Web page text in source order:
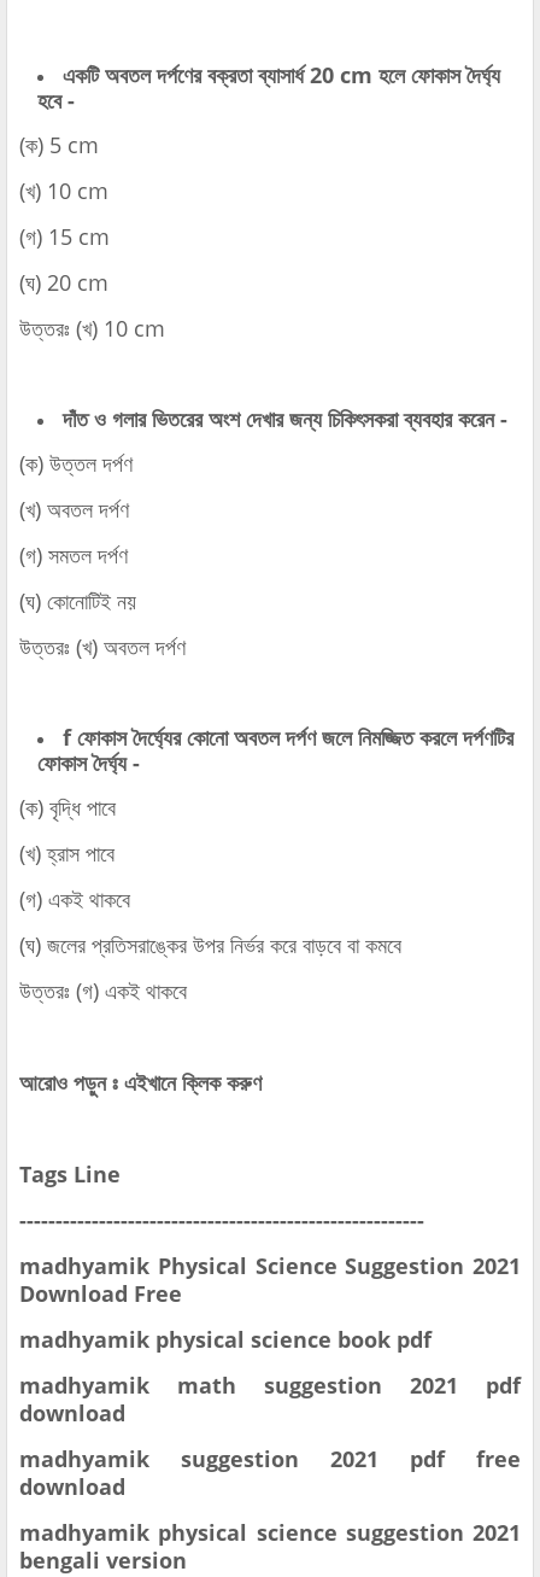
একটি অবতল দর্পণের বক্রতা ব্যাসার্ধ 20 cm হলে ফোকাস দৈর্ঘ্য
হবে -
(ক) 5 cm
(খ) 10 cm
(গ) 15 cm
(ঘ) 20 cm
উত্তরঃ (খ) 10 cm
দাঁত ও গলার ভিতরের অংশ দেখার জন্য চিকিৎসকরা ব্যবহার করেন -
(ক) উত্তল দর্পণ
(খ) অবতল দর্পণ
(গ) সমতল দর্পণ
(ঘ) কোনোটিই নয়
উত্তরঃ (খ) অবতল দর্পণ
f ফোকাস দৈর্ঘ্যের কোনো অবতল দর্পণ জলে নিমজ্জিত করলে দর্পণটির
ফোকাস দৈর্ঘ্য -
(ক) বৃদ্ধি পাবে
(খ) হ্রাস পাবে
(গ) একই থাকবে
(ঘ) জলের প্রতিসরাঙ্কের উপর নির্ভর করে বাড়বে বা কমবে
উত্তরঃ (গ) একই থাকবে
আরোও পড়ুন ঃ এইখানে ক্লিক করুণ
Tags Line
--------------------------------------------------------
madhyamik Physical Science Suggestion 2021
Download Free
madhyamik physical science book pdf
madhyamik math suggestion 2021 pdf
download
madhyamik suggestion 2021 pdf free
download
madhyamik physical science suggestion 2021
bengali version